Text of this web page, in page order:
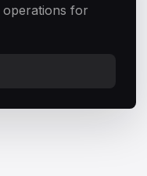
operations for